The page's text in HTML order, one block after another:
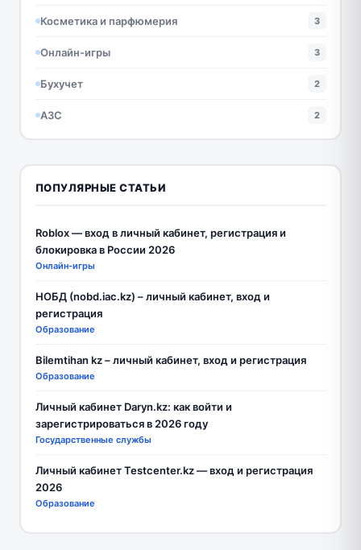
Косметика и парфюмерия 3
Онлайн-игры 3
Бухучет 2
АЗС 2
ПОПУЛЯРНЫЕ СТАТЬИ
Roblox — вход в личный кабинет, регистрация и
блокировка в России 2026
Онлайн-игры
НОБД (nobd.iac.kz) – личный кабинет, вход и
регистрация
Образование
Bilemtihan kz – личный кабинет, вход и регистрация
Образование
Личный кабинет Daryn.kz: как войти и
зарегистрироваться в 2026 году
Государственные службы
Личный кабинет Testcenter.kz — вход и регистрация
2026
Образование